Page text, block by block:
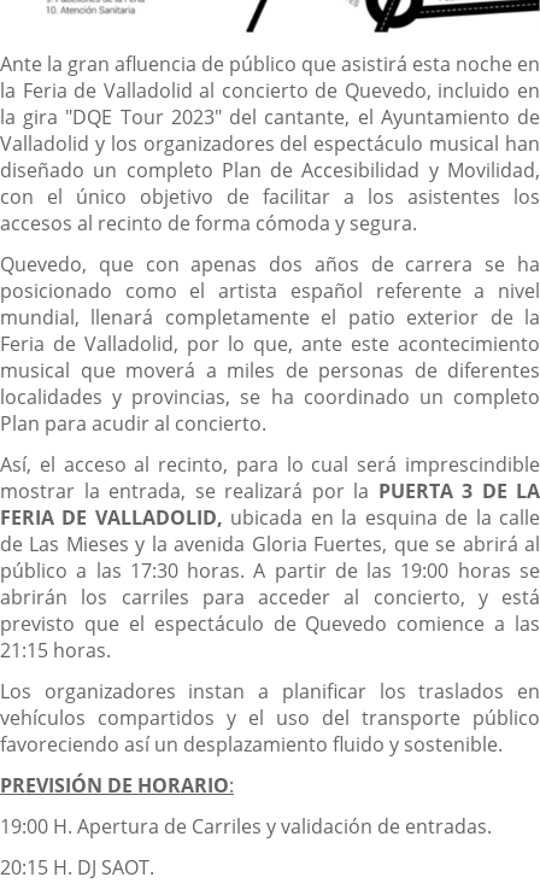
Descripción
Ante la gran afluencia de público que asistirá esta noche en
la Feria de Valladolid al concierto de Quevedo, incluido en
la gira "DQE Tour 2023" del cantante, el Ayuntamiento de
Valladolid y los organizadores del espectáculo musical han
diseñado un completo Plan de Accesibilidad y Movilidad,
con el único objetivo de facilitar a los asistentes los
accesos al recinto de forma cómoda y segura.
Quevedo, que con apenas dos años de carrera se ha
posicionado como el artista español referente a nivel
mundial, llenará completamente el patio exterior de la
Feria de Valladolid, por lo que, ante este acontecimiento
musical que moverá a miles de personas de diferentes
localidades y provincias, se ha coordinado un completo
Plan para acudir al concierto.
Así, el acceso al recinto, para lo cual será imprescindible
mostrar la entrada, se realizará por la PUERTA 3 DE LA
FERIA DE VALLADOLID, ubicada en la esquina de la calle
de Las Mieses y la avenida Gloria Fuertes, que se abrirá al
público a las 17:30 horas. A partir de las 19:00 horas se
abrirán los carriles para acceder al concierto, y está
previsto que el espectáculo de Quevedo comience a las
21:15 horas.
Los organizadores instan a planificar los traslados en
vehículos compartidos y el uso del transporte público
favoreciendo así un desplazamiento fluido y sostenible.
PREVISIÓN DE HORARIO:
19:00 H. Apertura de Carriles y validación de entradas.
20:15 H. DJ SAOT.